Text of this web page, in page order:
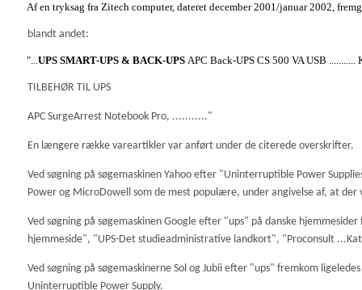
Af en tryksag fra Zitech computer, dateret december 2001/januar 2002,
blandt andet:
"...UPS SMART-UPS & BACK-UPS APC Back-UPS CS 500 VA USB ...........
TILBEHØR TIL UPS
APC SurgeArrest Notebook Pro, ..........."
En længere række vareartikler var anført under de citerede overskrifter.
Ved søgning på søgemaskinen Yahoo efter "Uninterruptible Power
Power og MicroDowell som de mest populære, under angivelse af, at
Ved søgning på søgemaskinen Google efter "ups" på danske
hjemmeside", "UPS-Det studieadministrative landkort", "Proconsult
Ved søgning på søgemaskinerne Sol og Jubii efter "ups" fremkom
Uninterruptible Power Supply.